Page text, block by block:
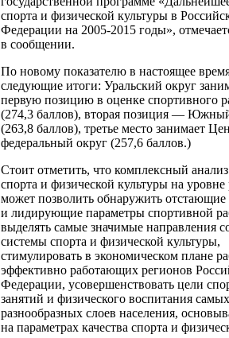
спорта и физической культуры в
Федерации на 2005-2015 годы»,
в сообщении.
По новому показателю в настоящее
следующие итоги: Уральский округ
первую позицию в оценке спортивного
(274,3 баллов), вторая позиция —
(263,8 баллов), третье место занимает
федеральный округ (257,6 баллов.)
Стоит отметить, что комплексный
спорта и физической культуры на уровне
может позволить обнаружить отстающие
и лидирующие параметры спортивной
выделять самые значимые направления
системы спорта и физической культуры,
стимулировать в экономическом плане
эффективно работающих регионов
Федерации, усовершенствовать цели
занятий и физического воспитания самых
разнообразных слоев населения,
на параметрах качества спорта и